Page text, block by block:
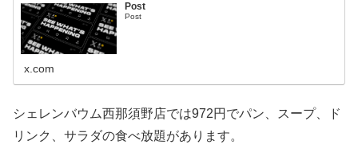
Post
Post
x.com
シェレンバウム西那須野店では972円でパン、スープ、ド
リンク、サラダの食べ放題があります。